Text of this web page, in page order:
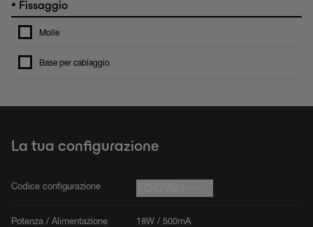
Fissaggio
Molle
Base per cablaggio
La tua configurazione
Codice configurazione
Potenza / Alimentazione 18W / 500mA